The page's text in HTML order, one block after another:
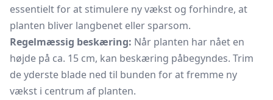
essentielt for at stimulere ny vækst og forhindre, at
planten bliver langbenet eller sparsom.
Regelmæssig beskæring: Når planten har nået en
højde på ca. 15 cm, kan beskæring påbegyndes. Trim
de yderste blade ned til bunden for at fremme ny
vækst i centrum af planten.